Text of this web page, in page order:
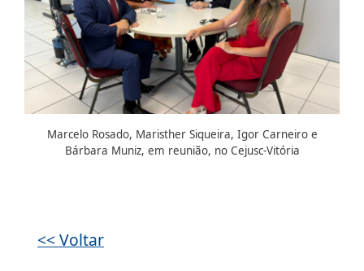
Marcelo Rosado, Maristher Siqueira, Igor Carneiro e
Bárbara Muniz, em reunião, no Cejusc-Vitória
<< Voltar